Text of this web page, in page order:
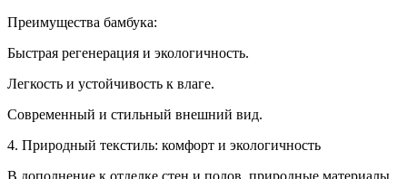
Преимущества бамбука:
Быстрая регенерация и экологичность.
Легкость и устойчивость к влаге.
Современный и стильный внешний вид.
4. Природный текстиль: комфорт и экологичность
В дополнение к отделке стен и полов, природные материалы